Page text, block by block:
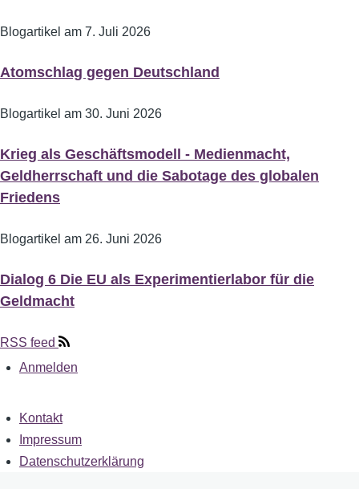
Blogartikel am 7. Juli 2026
Atomschlag gegen Deutschland
Blogartikel am 30. Juni 2026
Krieg als Geschäftsmodell - Medienmacht,
Geldherrschaft und die Sabotage des globalen
Friedens
Blogartikel am 26. Juni 2026
Dialog 6 Die EU als Experimentierlabor für die
Geldmacht
RSS feed
account
menu
Anmelden
Fußzeile
Kontakt
Impressum
Datenschutzerklärung